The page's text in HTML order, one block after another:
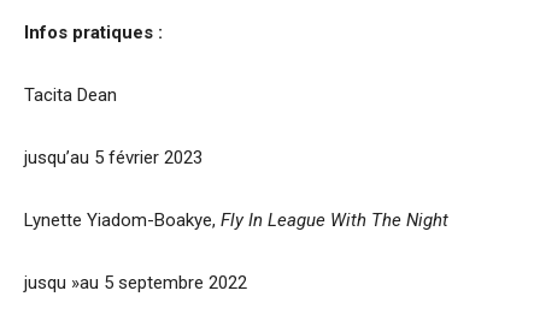
Infos pratiques :
Tacita Dean
jusqu’au 5 février 2023
Lynette Yiadom-Boakye, Fly In League With The Night
jusqu »au 5 septembre 2022